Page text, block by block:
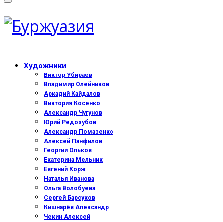
Художники
Виктор Убираев
Владимир Олейников
Аркадий Кайдалов
Виктория Косенко
Александр Чугунов
Юрий Редозубов
Александр Помазенко
Алексей Панфилов
Георгий Ольков
Екатерина Мельник
Евгений Корж
Наталья Иванова
Ольга Волобуева
Сергей Барсуков
Кишнарёв Александр
Чекин Алексей